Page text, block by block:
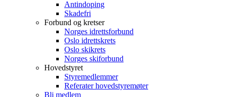
Antindoping
Skadefri
Forbund og kretser
Norges idrettsforbund
Oslo idrettskrets
Oslo skikrets
Norges skiforbund
Hovedstyret
Styremedlemmer
Referater hovedstyremøter
Bli medlem